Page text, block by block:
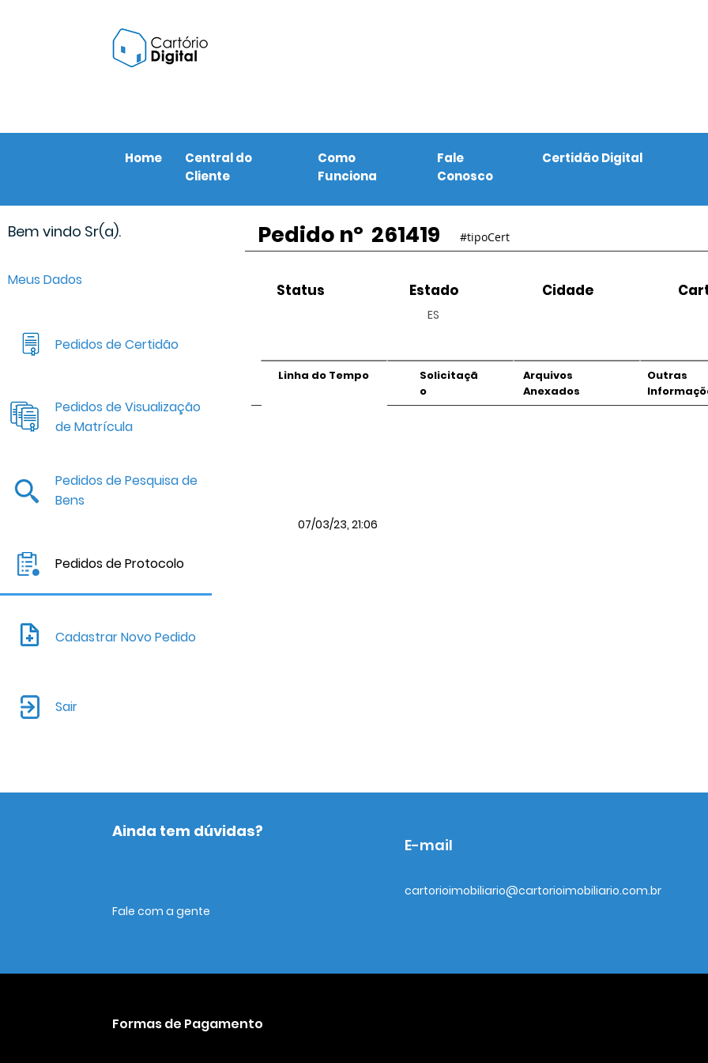
Home
Central do
Cliente
Como
Funciona
Fale
Conosco
Certidão Digital
Bem vindo Sr(a).
Meus Dados
Pedidos de Certidão
Pedidos de Visualização
de Matrícula
Pedidos de Pesquisa de
Bens
Pedidos de Protocolo
Cadastrar Novo Pedido
Sair
Pedido nº 261419 #tipoCert
Status Estado
ES
Cidade
Linha do Tempo
Solicitaçã
o
Arquivos
Anexados
Outras
07/03/23, 21:06
Ainda tem dúvidas?
Fale com a gente
E-mail
cartorioimobiliario@cartorioimobiliario.com.br
Formas de Pagamento